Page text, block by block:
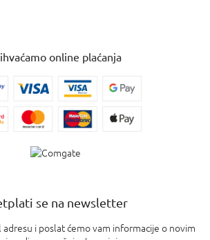
online plaćanja
se na newsletter
i poslat ćemo vam informacije o novim